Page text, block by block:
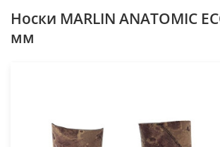
Носки MARLIN ANATOMIC
мм